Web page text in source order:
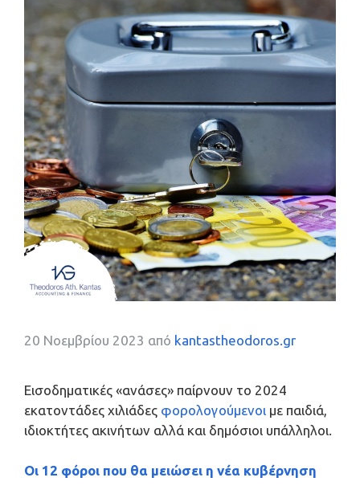
20 Νοεμβρίου 2023 από kantastheodoros.gr
Εισοδηματικές «ανάσες» παίρνουν το 2024
εκατοντάδες χιλιάδες φορολογούμενοι με παιδιά,
ιδιοκτήτες ακινήτων αλλά και δημόσιοι υπάλληλοι.
Οι 12 φόροι που θα μειώσει η νέα κυβέρνηση